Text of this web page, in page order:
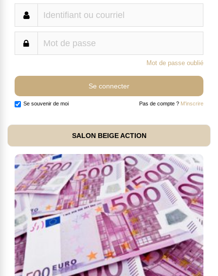
Mot de passe oublié
Se souvenir de moi Pas de compte ? M'inscrire
SALON BEIGE ACTION